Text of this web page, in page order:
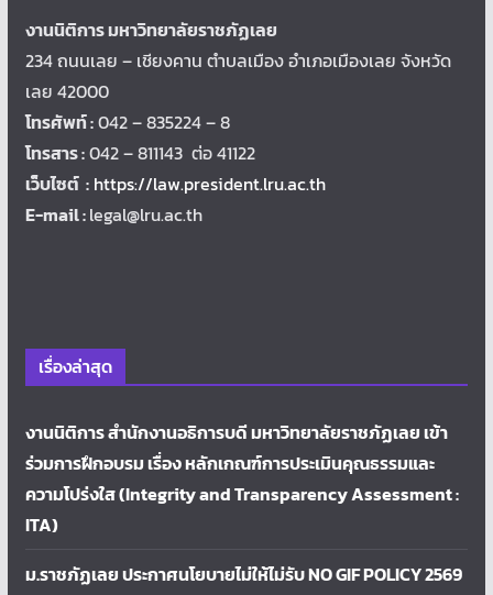
งานนิติการ มหาวิทยาลัยราชภัฏเลย
234 ถนนเลย – เชียงคาน ตำบลเมือง อำเภอเมืองเลย จังหวัด
เลย 42000
โทรศัพท์ :042 – 835224 – 8
โทรสาร :042 – 811143 ต่อ 41122
เว็บไซต์ : https://law.president.lru.ac.th
E-mail :legal@lru.ac.th
เรื่องล่าสุด
งานนิติการ สำนักงานอธิการบดี มหาวิทยาลัยราชภัฏเลย เข้า
ร่วมการฝึกอบรม เรื่อง หลักเกณฑ์การประเมินคุณธรรมและ
ความโปร่งใส (Integrity and Transparency Assessment :
ITA)
ม.ราชภัฏเลย ประกาศนโยบายไม่ให้ไม่รับ NO GIF POLICY 2569